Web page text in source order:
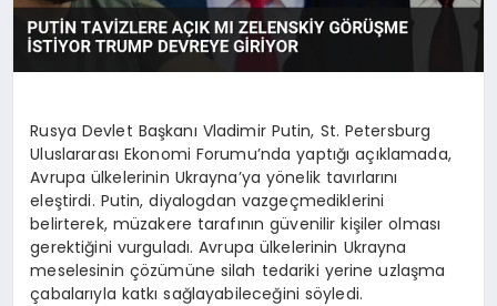
Rusya Devlet Başkanı Vladimir Putin, St. Petersburg
Uluslararası Ekonomi Forumu’nda yaptığı açıklamada,
Avrupa ülkelerinin Ukrayna’ya yönelik tavırlarını
eleştirdi. Putin, diyalogdan vazgeçmediklerini
belirterek, müzakere tarafının güvenilir kişiler olması
gerektiğini vurguladı. Avrupa ülkelerinin Ukrayna
meselesinin çözümüne silah tedariki yerine uzlaşma
çabalarıyla katkı sağlayabileceğini söyledi.